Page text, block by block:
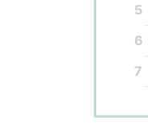
5
6
7